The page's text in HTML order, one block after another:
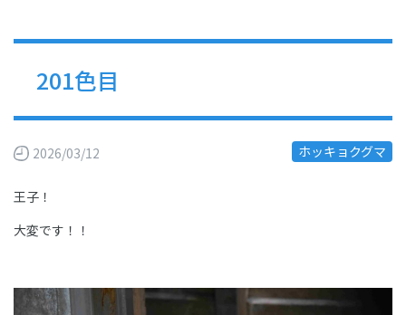
201色目
2026/03/12 ホッキョクグマ
王子！
大変です！！